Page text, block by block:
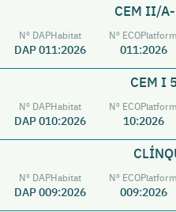
CEM II/
Nº DAPHabitat
DAP 011:2026
Nº ECOPlatform
011:2026
CEM I
Nº DAPHabitat
DAP 010:2026
Nº ECOPlatform
10:2026
Nº DAPHabitat
DAP 009:2026
Nº ECOPlatform
009:2026